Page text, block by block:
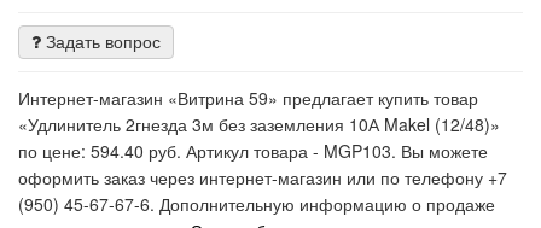
Задать вопрос
Интернет-магазин «Витрина 59» предлагает купить товар
«Удлинитель 2гнезда 3м без заземления 10А Makel (12/48)»
по цене: 594.40 руб. Артикул товара - MGP103. Вы можете
оформить заказ через интернет-магазин или по телефону +7
(950) 45-67-67-6. Дополнительную информацию о продаже